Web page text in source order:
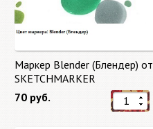
Маркер Blender (Блендер) от
SKETCHMARKER
70 руб.